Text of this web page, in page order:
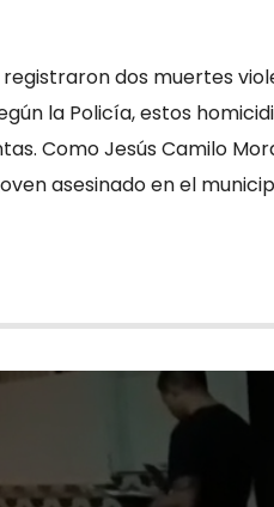
registraron dos muertes
la Policía, estos
Como Jesús Camilo
asesinado en el